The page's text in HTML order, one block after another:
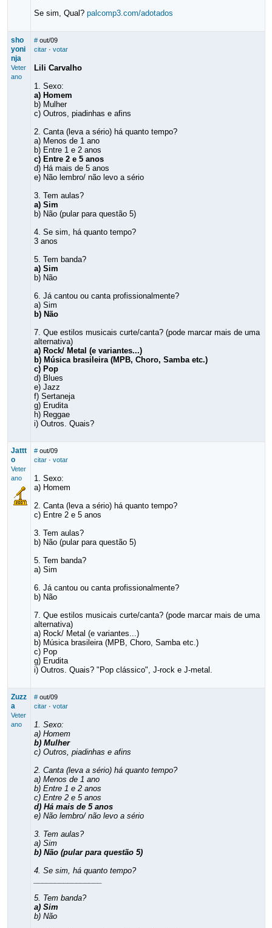
Se sim, Qual? palcomp3.com/adotados
sho
yoni
nja
Veter
ano
# out/09
citar· votar
Lili Carvalho
1. Sexo:
a) Homem
b) Mulher
c) Outros, piadinhas e afins
2. Canta (leva a sério) há quanto tempo?
a) Menos de 1 ano
b) Entre 1 e 2 anos
c) Entre 2 e 5 anos
d) Há mais de 5 anos
e) Não lembro/ não levo a sério
3. Tem aulas?
a) Sim
b) Não (pular para questão 5)
4. Se sim, há quanto tempo?
3 anos
5. Tem banda?
a) Sim
b) Não
6. Já cantou ou canta profissionalmente?
a) Sim
b) Não
7. Que estilos musicais curte/canta? (pode marcar mais de uma
alternativa)
a) Rock/ Metal (e variantes...)
b) Música brasileira (MPB, Choro, Samba etc.)
c) Pop
d) Blues
e) Jazz
f) Sertaneja
g) Erudita
h) Reggae
i) Outros. Quais?
Jattt
o
Veter
ano
# out/09
citar· votar
1. Sexo:
a) Homem
2. Canta (leva a sério) há quanto tempo?
c) Entre 2 e 5 anos
3. Tem aulas?
b) Não (pular para questão 5)
5. Tem banda?
a) Sim
6. Já cantou ou canta profissionalmente?
b) Não
7. Que estilos musicais curte/canta? (pode marcar mais de uma
alternativa)
a) Rock/ Metal (e variantes...)
b) Música brasileira (MPB, Choro, Samba etc.)
c) Pop
g) Erudita
i) Outros. Quais? "Pop clássico", J-rock e J-metal.
Zuzz
a
Veter
ano
# out/09
citar· votar
1. Sexo:
a) Homem
b) Mulher
c) Outros, piadinhas e afins
2. Canta (leva a sério) há quanto tempo?
a) Menos de 1 ano
b) Entre 1 e 2 anos
c) Entre 2 e 5 anos
d) Há mais de 5 anos
e) Não lembro/ não levo a sério
3. Tem aulas?
a) Sim
b) Não (pular para questão 5)
4. Se sim, há quanto tempo?
5. Tem banda?
a) Sim
b) Não